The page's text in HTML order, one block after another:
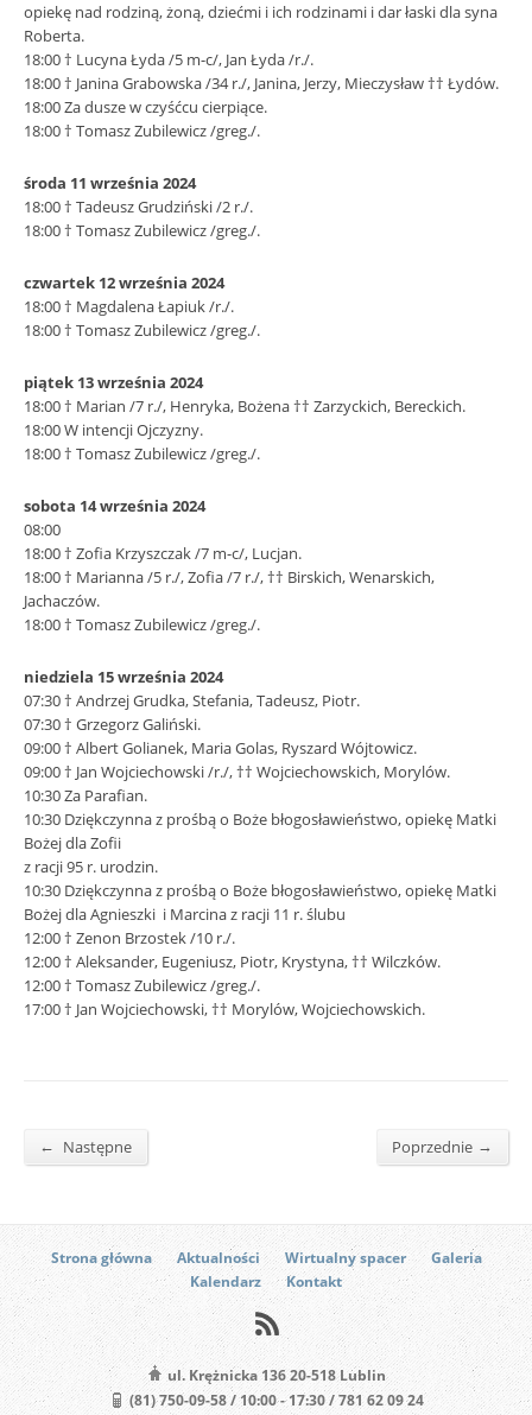
opiekę nad rodziną, żoną, dziećmi i ich rodzinami i dar łaski dla syna
Roberta.
18:00 † Lucyna Łyda /5 m-c/, Jan Łyda /r./.
18:00 † Janina Grabowska /34 r./, Janina, Jerzy, Mieczysław †† Łydów.
18:00 Za dusze w czyśćcu cierpiące.
18:00 † Tomasz Zubilewicz /greg./.
środa 11 września 2024
18:00 † Tadeusz Grudziński /2 r./.
18:00 † Tomasz Zubilewicz /greg./.
czwartek 12 września 2024
18:00 † Magdalena Łapiuk /r./.
18:00 † Tomasz Zubilewicz /greg./.
piątek 13 września 2024
18:00 † Marian /7 r./, Henryka, Bożena †† Zarzyckich, Bereckich.
18:00 W intencji Ojczyzny.
18:00 † Tomasz Zubilewicz /greg./.
sobota 14 września 2024
08:00
18:00 † Zofia Krzyszczak /7 m-c/, Lucjan.
18:00 † Marianna /5 r./, Zofia /7 r./, †† Birskich, Wenarskich,
Jachaczów.
18:00 † Tomasz Zubilewicz /greg./.
niedziela 15 września 2024
07:30 † Andrzej Grudka, Stefania, Tadeusz, Piotr.
07:30 † Grzegorz Galiński.
09:00 † Albert Golianek, Maria Golas, Ryszard Wójtowicz.
09:00 † Jan Wojciechowski /r./, †† Wojciechowskich, Morylów.
10:30 Za Parafian.
10:30 Dziękczynna z prośbą o Boże błogosławieństwo, opiekę Matki
Bożej dla Zofii
z racji 95 r. urodzin.
10:30 Dziękczynna z prośbą o Boże błogosławieństwo, opiekę Matki
Bożej dla Agnieszki i Marcina z racji 11 r. ślubu
12:00 † Zenon Brzostek /10 r./.
12:00 † Aleksander, Eugeniusz, Piotr, Krystyna, †† Wilczków.
12:00 † Tomasz Zubilewicz /greg./.
17:00 † Jan Wojciechowski, †† Morylów, Wojciechowskich.
← Następne Poprzednie →
Strona główna Aktualności Wirtualny spacer
Galeria
Kalendarz
Kontakt
ul. Krężnicka 136 20-518 Lublin
(81) 750-09-58 / 10:00 - 17:30 / 781 62 09 24